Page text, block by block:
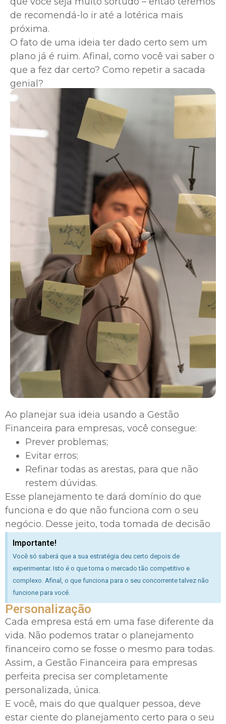
de recomendá-lo ir até a lotérica mais
próxima.
O fato de uma ideia ter dado certo sem um
plano já é ruim. Afinal, como você vai saber o
que a fez dar certo? Como repetir a sacada
genial?
Ao planejar sua ideia usando a Gestão
Financeira para empresas, você consegue:
Prever problemas;
Evitar erros;
Refinar todas as arestas, para que não
restem dúvidas.
Esse planejamento te dará domínio do que
funciona e do que não funciona com o seu
negócio. Desse jeito, toda tomada de decisão
fica mais fácil!
Importante!
Você só saberá que a sua estratégia deu certo depois de
experimentar. Isto é o que torna o mercado tão competitivo e
complexo. Afinal, o que funciona para o seu concorrente talvez não
funcione para você.
Personalização
Cada empresa está em uma fase diferente da
vida. Não podemos tratar o planejamento
financeiro como se fosse o mesmo para todas.
Assim, a Gestão Financeira para empresas
perfeita precisa ser completamente
personalizada, única.
E você, mais do que qualquer pessoa, deve
estar ciente do planejamento certo para o seu